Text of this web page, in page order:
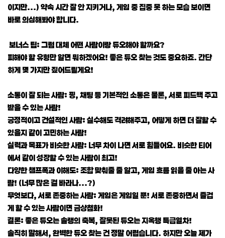
이지만...) 약속 시간 잘 안 지키거나, 게임 중 집중 못 하는 모습 보이면
바로 의심해봐야 합니다.
보너스 팁: 그럼 대체 어떤 사람이랑 듀오해야 할까요?
피해야 할 유형만 알면 뭐하겠어요! 좋은 듀오 찾는 것도 중요하죠. 간단
하게 몇 가지만 짚어드릴게요!
소통이 잘 되는 사람: 핑, 채팅 등 기본적인 소통은 물론, 서로 피드백 주고
받을 수 있는 사람!
긍정적이고 건설적인 사람: 실수해도 격려해주고, 어떻게 하면 더 잘할 수
있을지 같이 고민하는 사람!
실력과 목표가 비슷한 사람: 너무 차이 나면 서로 힘들어요. 비슷한 티어
에서 같이 성장할 수 있는 사람이 최고!
다양한 챔프폭과 이해도: 조합 맞춰줄 줄 알고, 게임 흐름 읽을 줄 아는 사
람! (너무 많은 걸 바라나...?)
무엇보다, 서로 존중하는 사람: 게임은 게임일 뿐! 서로 존중하면서 즐겁
게 할 수 있는 사람이면 금상첨화!
결론: 좋은 듀오는 솔랭의 축복, 잘못된 듀오는 지옥행 특급열차!
솔직히 말해서, 완벽한 듀오 찾는 건 정말 어렵습니다. 하지만 오늘 제가